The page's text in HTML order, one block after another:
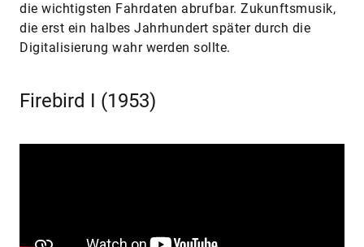
die wichtigsten Fahrdaten abrufbar. Zukunftsmusik,
die erst ein halbes Jahrhundert später durch die
Digitalisierung wahr werden sollte.
Firebird I (1953)